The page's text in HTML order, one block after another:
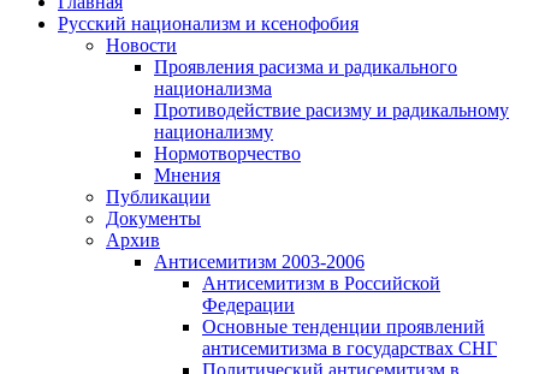
Русский национализм и ксенофобия
Новости
Проявления расизма и радикального
национализма
Противодействие расизму и радикальному
национализму
Нормотворчество
Мнения
Публикации
Документы
Архив
Антисемитизм 2003-2006
Антисемитизм в Российской
Федерации
Основные тенденции проявлений
антисемитизма в государствах СНГ
Политический антисемитизм в